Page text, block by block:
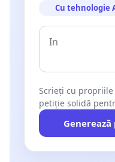
Cu tehnologie
Scrieți cu
petiție solidă